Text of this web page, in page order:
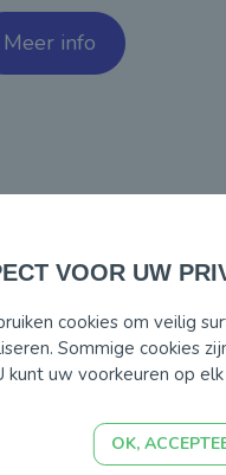
Meer info
VOOR UW
cookies om veilig
Sommige cookies
kunt uw voorkeuren op
OK,